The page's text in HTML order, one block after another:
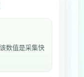
数值是采集快